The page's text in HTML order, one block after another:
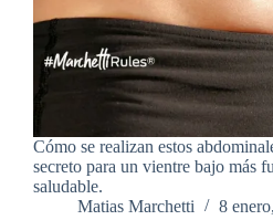
Cómo se realizan estos
secreto para un vientre bajo más
saludable.
Matias Marchetti
8